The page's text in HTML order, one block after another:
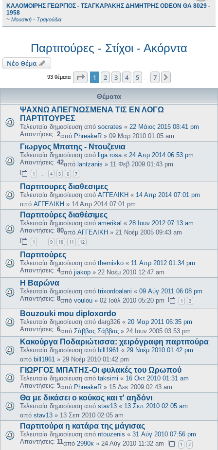
ΚΑΛΟΜΟΙΡΗΣ ΓΕΩΡΓΙΟΣ - ΤΣΑΓΚΑΡΑΚΗΣ ΔΗΜΗΤΡΗΣ ODEON GA 8029 -
1958
~ Μουσική - Τραγούδια
Παρτιτούρες - Στίχοι - Ακόρντα
Νέο Θέμα
93 θέματα Σελίδα από7
1 2 3 4 5 7
Θέματα
ΨΑΧΝΩ ΑΠΕΓΝΩΣΜΕΝΑ ΤΙΣ ΕΝ ΛΟΓΩ
ΠΑΡΤΙΤΟΥΡΕΣ
Τελευταία δημοσίευση από socrates « 22 Μάιος 2015 08:41 pm
Απαντήσεις: 2από PhreakeR » 09 Μαρ 2010 01:05 am
Γιωργος Μπατης - Ντουζενια
Τελευταία δημοσίευση από liga rosa « 24 Απρ 2014 06:53 pm
Απαντήσεις: 42από lantzanis » 11 Φεβ 2009 01:43 pm
1 4 5 6 7
Παρτιτουρες διαθεσιμες
Τελευταία δημοσίευση από ΑΓΓΕΛΙΚΗ « 14 Απρ 2014 07:01 pm
από ΑΓΓΕΛΙΚΗ » 14 Απρ 2014 07:01 pm
Παρτιτούρες διαθέσιμες
Τελευταία δημοσίευση από amerikal « 28 Ιουν 2012 07:13 am
Απαντήσεις: 80από ΑΓΓΕΛΙΚΗ » 21 Νοέμ 2005 09:43 am
1 9 10 11 12
Παρτιτούρες
Τελευταία δημοσίευση από themisko « 11 Απρ 2012 01:34 pm
Απαντήσεις: 4από jiakop » 22 Νοέμ 2010 12:47 am
Η Βαρώνα
Τελευταία δημοσίευση από trixordoalani « 09 Αύγ 2011 06:08 pm
Απαντήσεις: 8από voulou » 02 Ιούλ 2010 05:20 pm 1 2
Bouzouki mou diploxordo
Τελευταία δημοσίευση από darg326 « 20 Μαρ 2011 06:35 pm
Απαντήσεις: 6από Σάββας Σάββας » 24 Ιουν 2005 03:53 pm
Κακούργα Ποδαριώτισσα: χειρόγραφη παρτιτούρα
Τελευταία δημοσίευση από bill1961 « 29 Νοέμ 2010 01:42 pm
από bill1961 » 29 Νοέμ 2010 01:42 pm
ΓΙΩΡΓΟΣ ΜΠΑΤΗΣ-Οι φυλακές του Ωρωπού
Τελευταία δημοσίευση από taksimi « 16 Οκτ 2010 01:31 am
Απαντήσεις: 5από PhreakeR » 15 Δεκ 2009 02:43 am
Θα με δικάσει ο κούκος και τ' αηδόνι
Τελευταία δημοσίευση από stav13 « 13 Σεπ 2010 02:05 am
από stav13 » 13 Σεπ 2010 02:05 am
Παρτιτούρα η κατάρα της μάγισας
Τελευταία δημοσίευση από ntouzenis « 31 Αύγ 2010 07:56 pm
Απαντήσεις: 11από 2990κ » 24 Αύγ 2010 11:32 am 1 2